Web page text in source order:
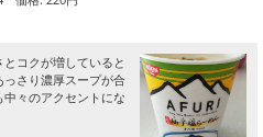
コクが増していると
さり濃厚スープが合
々のアクセントにな